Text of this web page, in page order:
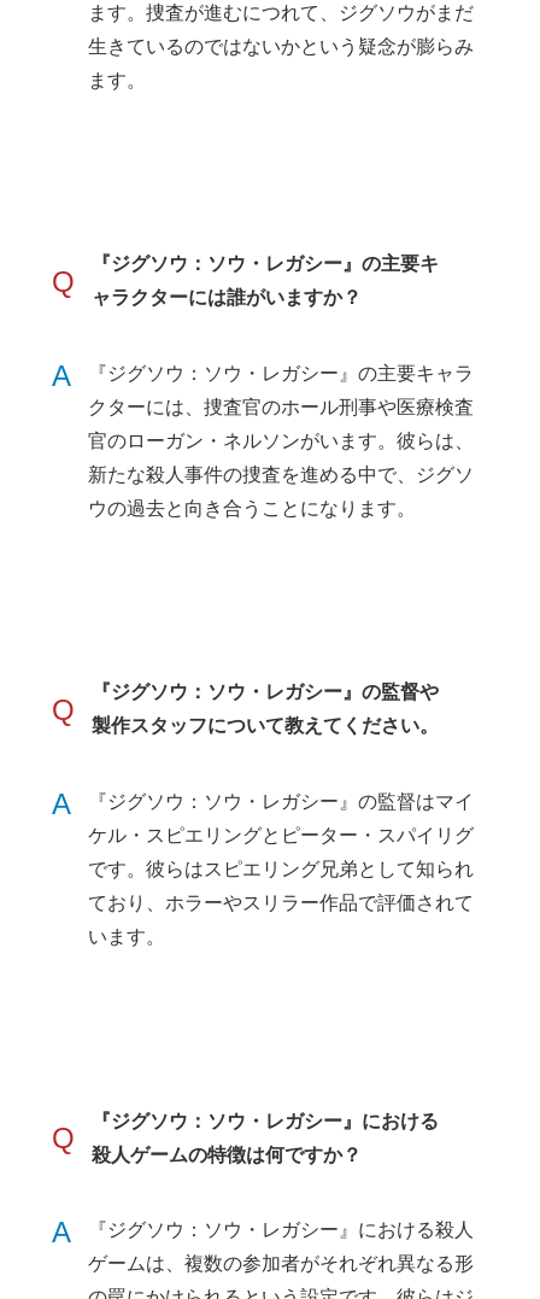
ます。捜査が進むにつれて、ジグソウがまだ
生きているのではないかという疑念が膨らみ
ます。
Q
『ジグソウ：ソウ・レガシー』の主要キ
ャラクターには誰がいますか？
A
『ジグソウ：ソウ・レガシー』の主要キャラ
クターには、捜査官のホール刑事や医療検査
官のローガン・ネルソンがいます。彼らは、
新たな殺人事件の捜査を進める中で、ジグソ
ウの過去と向き合うことになります。
Q
『ジグソウ：ソウ・レガシー』の監督や
製作スタッフについて教えてください。
A
『ジグソウ：ソウ・レガシー』の監督はマイ
ケル・スピエリングとピーター・スパイリグ
です。彼らはスピエリング兄弟として知られ
ており、ホラーやスリラー作品で評価されて
います。
Q
『ジグソウ：ソウ・レガシー』における
殺人ゲームの特徴は何ですか？
A
『ジグソウ：ソウ・レガシー』における殺人
ゲームは、複数の参加者がそれぞれ異なる形